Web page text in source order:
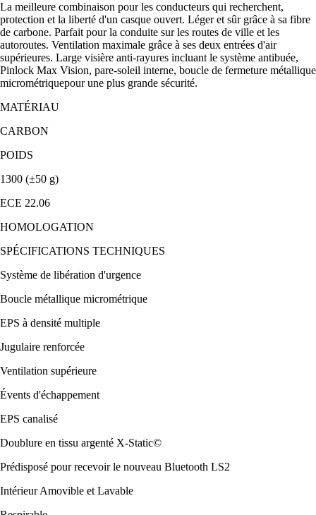
La meilleure combinaison pour les conducteurs qui recherchent,
protection et la liberté d'un casque ouvert. Léger et sûr grâce à sa fibre
de carbone. Parfait pour la conduite sur les routes de ville et les
autoroutes. Ventilation maximale grâce à ses deux entrées d'air
supérieures. Large visière anti-rayures incluant le système antibuée,
Pinlock Max Vision, pare-soleil interne, boucle de fermeture métallique
micrométriquepour une plus grande sécurité.
MATÉRIAU
CARBON
POIDS
1300 (±50 g)
ECE 22.06
HOMOLOGATION
SPÉCIFICATIONS TECHNIQUES
Système de libération d'urgence
Boucle métallique micrométrique
EPS à densité multiple
Jugulaire renforcée
Ventilation supérieure
Évents d'échappement
EPS canalisé
Doublure en tissu argenté X-Static©
Prédisposé pour recevoir le nouveau Bluetooth LS2
Intérieur Amovible et Lavable